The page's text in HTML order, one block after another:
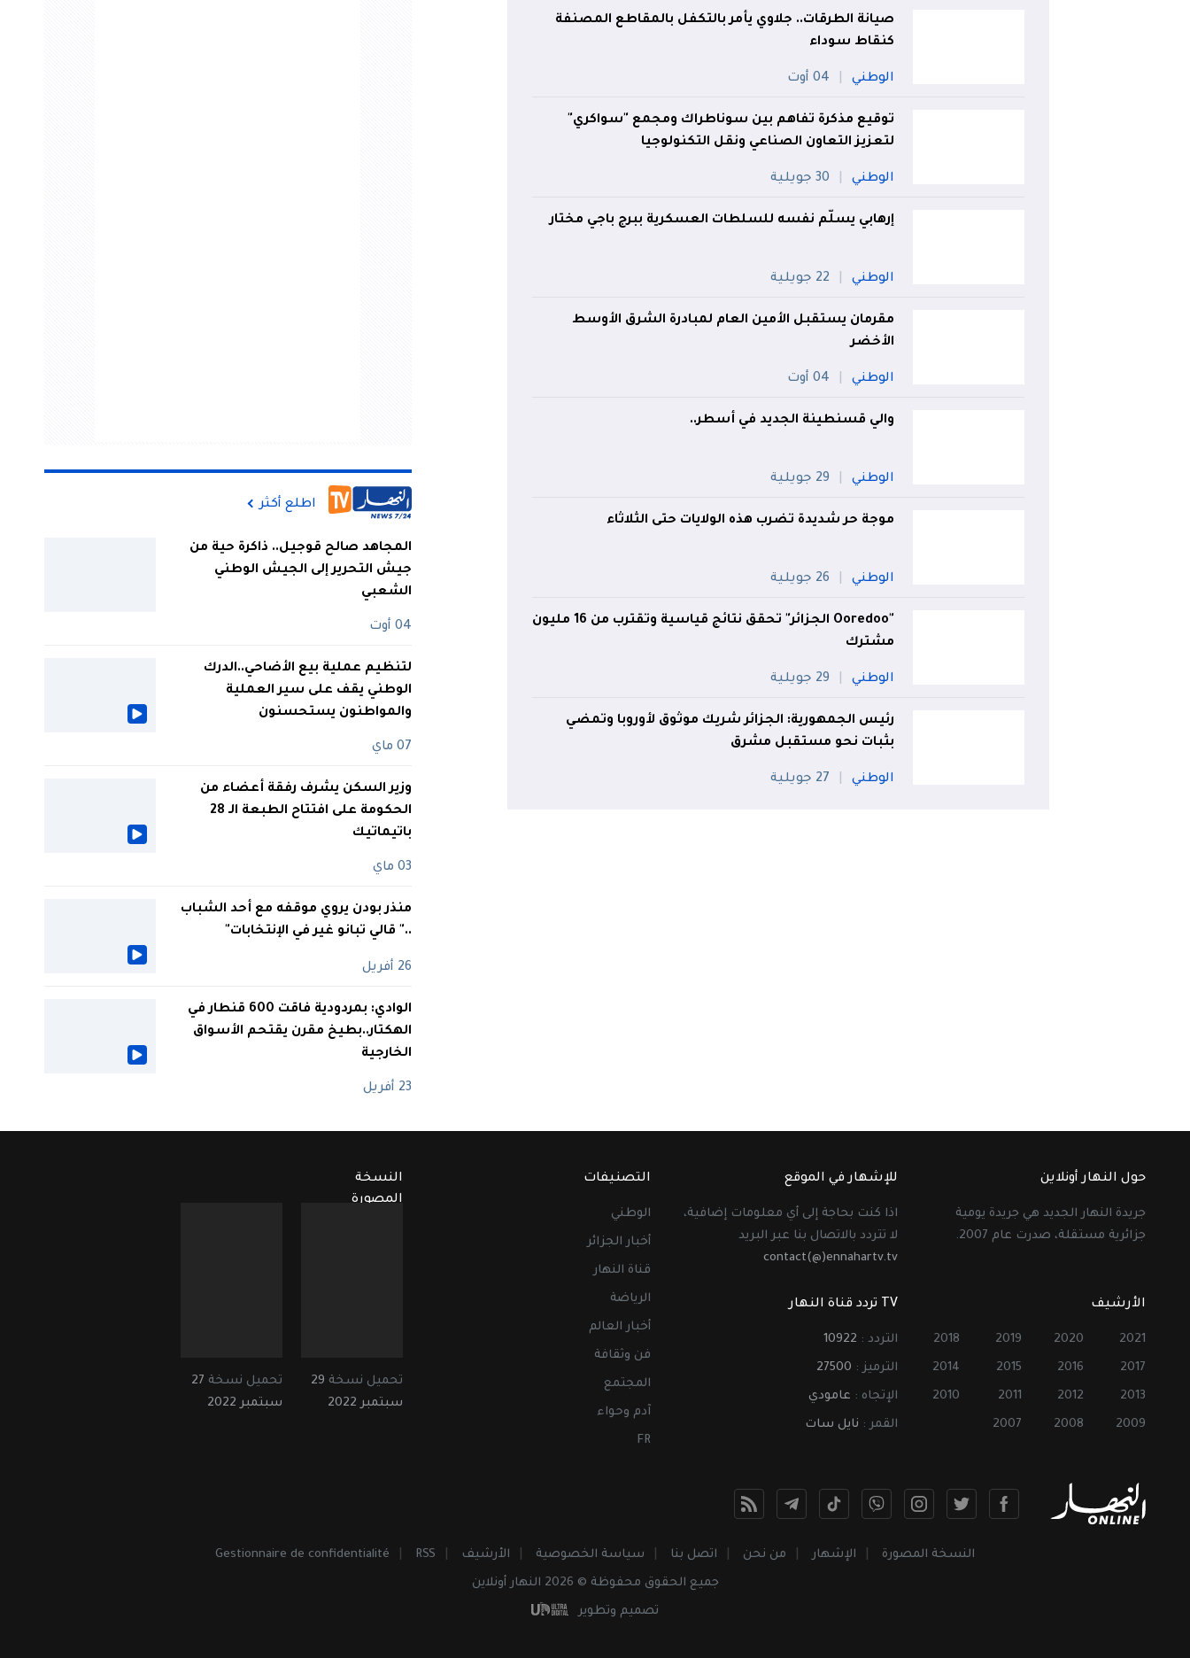
صيانة الطرقات.. جلاوي يأمر بالتكفل بالمقاطع المصنفة
كنقاط سوداء
الوطني 04 أوت
توقيع مذكرة تفاهم بين سوناطراك ومجمع "سواكري"
لتعزيز التعاون الصناعي ونقل التكنولوجيا
الوطني 30 جويلية
إرهابي يسلّم نفسه للسلطات العسكرية ببرج باجي مختار
الوطني 22 جويلية
مقرمان يستقبل الأمين العام لمبادرة الشرق الأوسط
الأخضر
الوطني 04 أوت
والي قسنطينة الجديد في أسطر..
الوطني 29 جويلية
موجة حر شديدة تضرب هذه الولايات حتى الثلاثاء
الوطني 26 جويلية
"Ooredoo الجزائر" تحقق نتائج قياسية وتقترب من 16 مليون
مشترك
الوطني 29 جويلية
رئيس الجمهورية: الجزائر شريك موثوق لأوروبا وتمضي
بثبات نحو مستقبل مشرق
الوطني 27 جويلية
اطلع أكثر
المجاهد صالح قوجيل.. ذاكرة حية من
جيش التحرير إلى الجيش الوطني
الشعبي
04 أوت
لتنظيم عملية بيع الأضاحي..الدرك
الوطني يقف على سير العملية
والمواطنون يستحسنون
07 ماي
وزير السكن يشرف رفقة أعضاء من
الحكومة على افتتاح الطبعة الـ 28
باتيماتيك
03 ماي
منذر بودن يروي موقفه مع أحد الشباب
.." قالي تبانو غير في الإنتخابات"
26 أفريل
الوادي: بمردودية فاقت 600 قنطار في
الهكتار..بطيخ مقرن يقتحم الأسواق
الخارجية
23 أفريل
حول النهار أونلاين
جريدة النهار الجديد هي جريدة يومية
جزائرية مستقلة، صدرت عام 2007.
للإشهار في الموقع
اذا كنت بحاجة إلى أي معلومات إضافية،
لا تتردد بالاتصال بنا عبر البريد
contact(@)ennahartv.tv
الأرشيف
2021
2020
2019
2018
2017
2016
2015
2014
2013
2012
2011
2010
2009
2008
2007
TV تردد قناة النهار
التردد : 10922
الترميز : 27500
الإتجاه : عامودي
القمر : نايل سات
التصنيفات
الوطني
أخبار الجزائر
قناة النهار
الرياضة
أخبار العالم
فن وثقافة
المجتمع
آدم وحواء
FR
النسخة
المصورة
تحميل نسخة 29
سبتمبر 2022
تحميل نسخة 27
سبتمبر 2022
النسخة المصورة الإشهار من نحن اتصل بنا سياسة الخصوصية الأرشيف RSS
Gestionnaire de confidentialité
جميع الحقوق محفوظة © 2026 النهار أونلاين
تصميم وتطوير